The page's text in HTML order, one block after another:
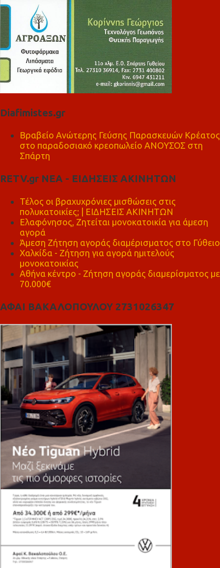
Diafimistes.gr
Βραβείο Ανώτερης Γεύσης Παρασκευών Κρέατος
στο παραδοσιακό κρεοπωλείο ΑΝΟΥΣΟΣ στη
Σπάρτη
RETV.gr ΝΕΑ - ΕΙΔΗΣΕΙΣ ΑΚΙΝΗΤΩΝ
Τέλος οι βραχυχρόνιες μισθώσεις στις
πολυκατοικίες; | ΕΙΔΗΣΕΙΣ ΑΚΙΝΗΤΩΝ
Ελαφόνησος, Ζητείται μονοκατοικία για άμεση
αγορά
Άμεση Ζήτηση αγοράς διαμέρισματος στο Γύθειο
Χαλκίδα - Ζήτηση για αγορά ημιτελούς
μονοκατοικίας
Αθήνα κέντρο - Ζήτηση αγοράς διαμερίσματος με
70.000€
ΑΦΑΙ ΒΑΚΑΛΟΠΟΥΛΟΥ 2731026347